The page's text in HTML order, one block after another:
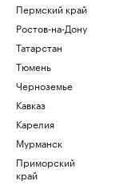
Пермский край
Ростов-на-Дону
Татарстан
Тюмень
Черноземье
Кавказ
Карелия
Мурманск
Приморский
край